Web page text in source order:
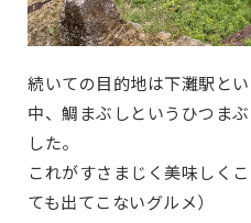
続いての目的地は下灘駅と
中、鯛まぶしというひつま
した。
これがすさまじく美味しく
ても出てこないグルメ）